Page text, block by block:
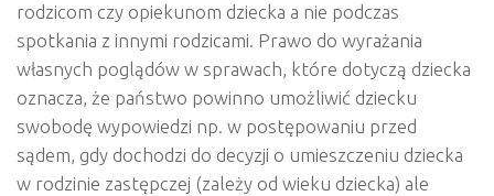
rodzicom czy opiekunom dziecka a nie podczas
spotkania z innymi rodzicami. Prawo do wyrażania
własnych poglądów w sprawach, które dotyczą dziecka
oznacza, że państwo powinno umożliwić dziecku
swobodę wypowiedzi np. w postępowaniu przed
sądem, gdy dochodzi do decyzji o umieszczeniu dziecka
w rodzinie zastępczej (zależy od wieku dziecka) ale